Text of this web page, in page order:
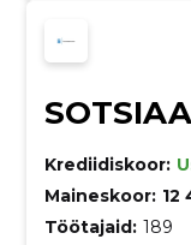
Krediidiskoor:
Maineskoor: 12
Töötajaid: 189